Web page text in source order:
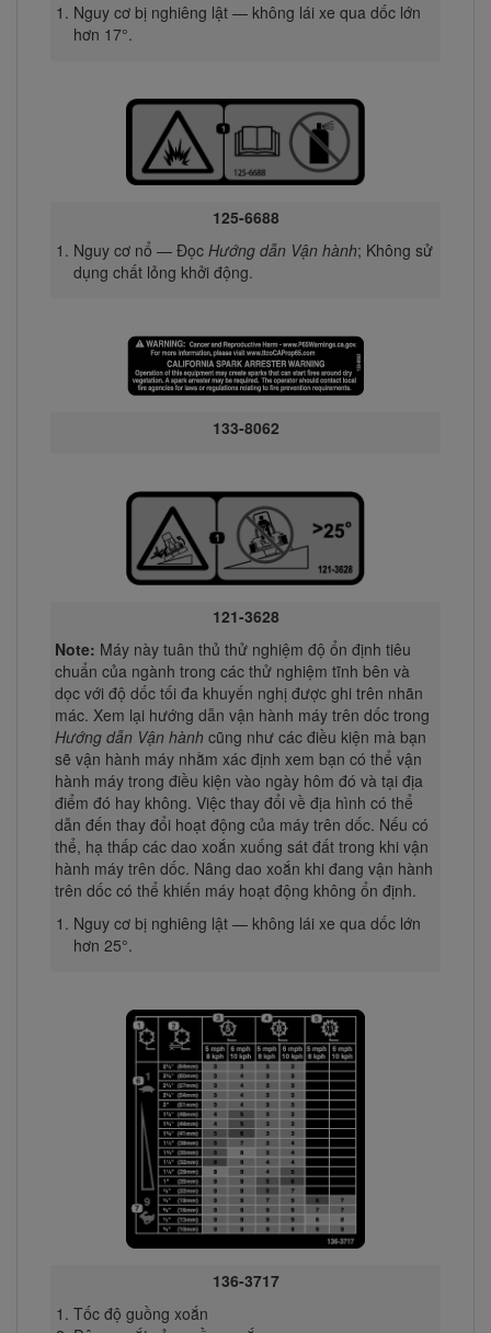
Nguy cơ bị nghiêng lật — không lái xe qua dốc lớn
hơn 17°.
125-6688
Nguy cơ nổ — Đọc Hướng dẫn Vận hành; Không sử
dụng chất lỏng khởi động.
133-8062
121-3628
Note: Máy này tuân thủ thử nghiệm độ ổn định tiêu
chuẩn của ngành trong các thử nghiệm tĩnh bên và
dọc với độ dốc tối đa khuyến nghị được ghi trên nhãn
mác. Xem lại hướng dẫn vận hành máy trên dốc trong
Hướng dẫn Vận hànhcũng như các điều kiện mà bạn
sẽ vận hành máy nhằm xác định xem bạn có thể vận
hành máy trong điều kiện vào ngày hôm đó và tại địa
điểm đó hay không. Việc thay đổi về địa hình có thể
dẫn đến thay đổi hoạt động của máy trên dốc. Nếu có
thể, hạ thấp các dao xoắn xuống sát đất trong khi vận
hành máy trên dốc. Nâng dao xoắn khi đang vận hành
trên dốc có thể khiến máy hoạt động không ổn định.
Nguy cơ bị nghiêng lật — không lái xe qua dốc lớn
hơn 25°.
136-3717
Tốc độ guồng xoắn